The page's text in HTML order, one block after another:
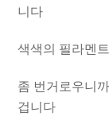
니다
색색의 필라멘
좀 번거로우니
겁니다